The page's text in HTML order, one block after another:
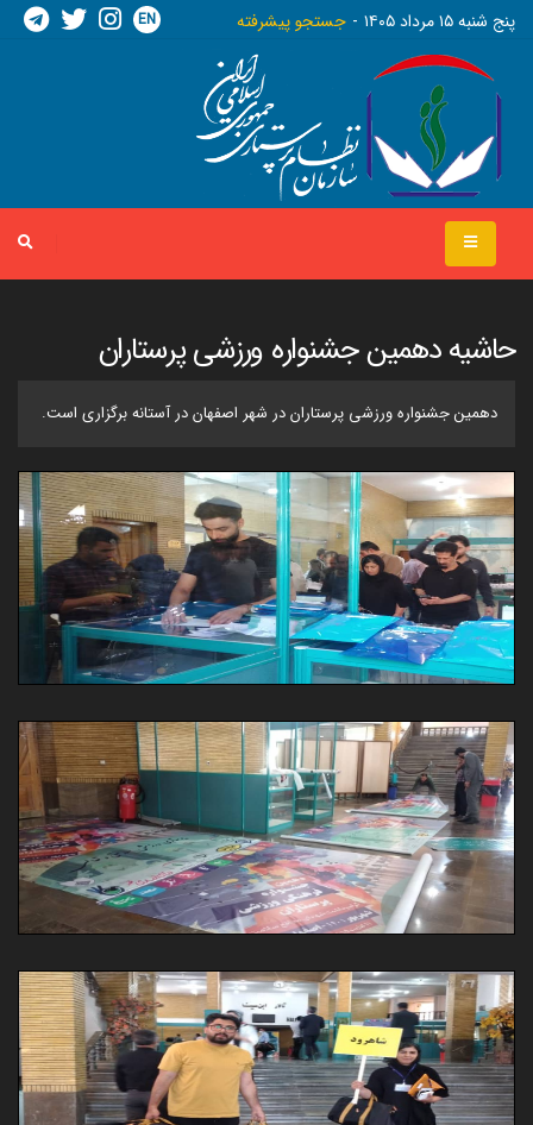
پنج شنبه ١٥ مرداد ١٤٠٥ جستجو پیشرفته EN
حاشیه دهمین جشنواره ورزشی پرستاران
دهمین جشنواره ورزشی پرستاران در شهر اصفهان در آستانه برگزاری است.